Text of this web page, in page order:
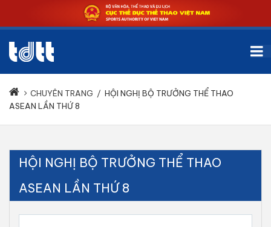
CHUYÊN TRANG / HỘI NGHỊ BỘ TRƯỞNG THỂ THAO
ASEAN LẦN THỨ 8
HỘI NGHỊ BỘ TRƯỞNG THỂ THAO
ASEAN LẦN THỨ 8